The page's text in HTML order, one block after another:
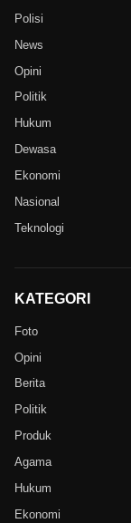
Polisi
News
Opini
Politik
Hukum
Dewasa
Ekonomi
Nasional
Teknologi
KATEGORI
Foto
Opini
Berita
Politik
Produk
Agama
Hukum
Ekonomi